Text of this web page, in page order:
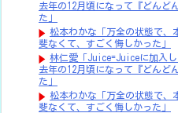
去年の12月頃になって『どんど
た」
松本わかな「万全の状態で、
斐なくて、すごく悔しかった」
林仁愛「Juice=Juiceに加入
去年の12月頃になって『どんど
た」
松本わかな「万全の状態で、
斐なくて、すごく悔しかった」